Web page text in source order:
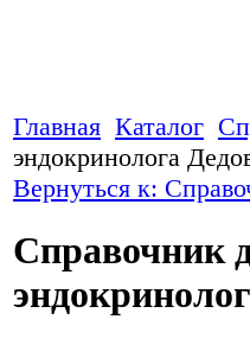
Главная Каталог
эндокринолога
Вернуться к:
Справочник